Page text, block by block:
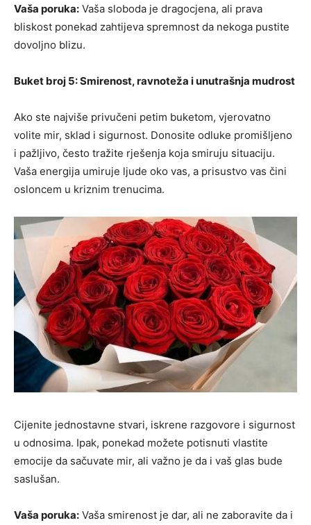
Vaša poruka: Vaša sloboda je dragocjena, ali prava
bliskost ponekad zahtijeva spremnost da nekoga pustite
dovoljno blizu.
Buket broj 5: Smirenost, ravnoteža i unutrašnja mudrost
Ako ste najviše privučeni petim buketom, vjerovatno
volite mir, sklad i sigurnost. Donosite odluke promišljeno
i pažljivo, često tražite rješenja koja smiruju situaciju.
Vaša energija umiruje ljude oko vas, a prisustvo vas čini
osloncem u kriznim trenucima.
Cijenite jednostavne stvari, iskrene razgovore i sigurnost
u odnosima. Ipak, ponekad možete potisnuti vlastite
emocije da sačuvate mir, ali važno je da i vaš glas bude
saslušan.
Vaša poruka: Vaša smirenost je dar, ali ne zaboravite da i